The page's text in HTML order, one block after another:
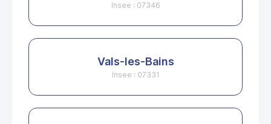
Insee : 07346
Vals-les-Bains
Insee : 07331